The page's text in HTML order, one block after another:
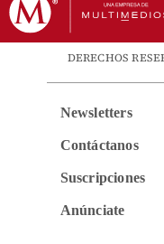
DERECHOS
Newsletters
Contáctanos
Suscripciones
Anúnciate